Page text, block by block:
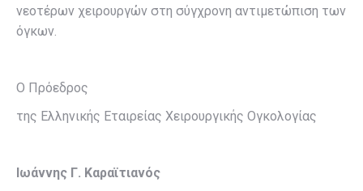
νεοτέρων χειρουργών στη σύγχρονη αντιμετώπιση των
όγκων.
Ο Πρόεδρος
της Ελληνικής Εταιρείας Χειρουργικής Ογκολογίας
Ιωάννης Γ. Καραϊτιανός